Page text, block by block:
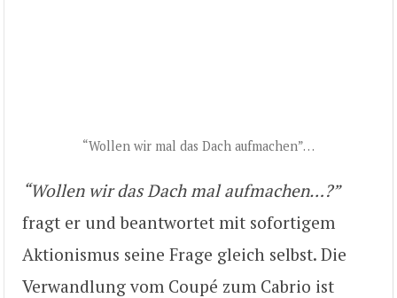
“Wollen wir mal das Dach aufmachen”…
“Wollen wir das Dach mal aufmachen…?”
fragt er und beantwortet mit sofortigem
Aktionismus seine Frage gleich selbst. Die
Verwandlung vom Coupé zum Cabrio ist